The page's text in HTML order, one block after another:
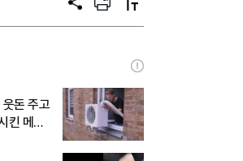
공
프
트
텍
트
돈 주고
킨 메이